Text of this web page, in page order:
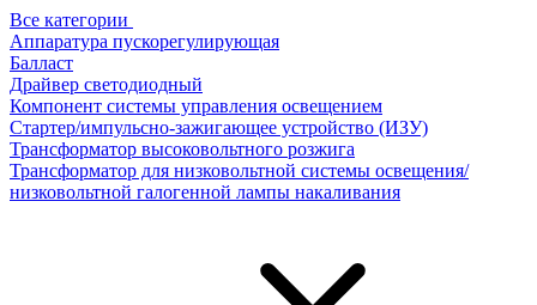
Все категории
Аппаратура пускорегулирующая
Балласт
Драйвер светодиодный
Компонент системы управления освещением
Стартер/импульсно-зажигающее устройство (ИЗУ)
Трансформатор высоковольтного розжига
Трансформатор для низковольтной системы освещения/
низковольтной галогенной лампы накаливания